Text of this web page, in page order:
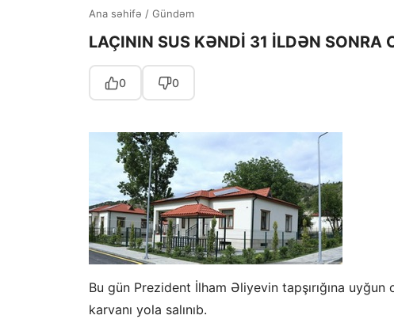
Ana səhifə / Gündəm
LAÇININ SUS KƏNDİ 31 İLDƏN SONRA
0 0
Bu gün Prezident İlham Əliyevin tapşırığına
karvanı yola salınıb.